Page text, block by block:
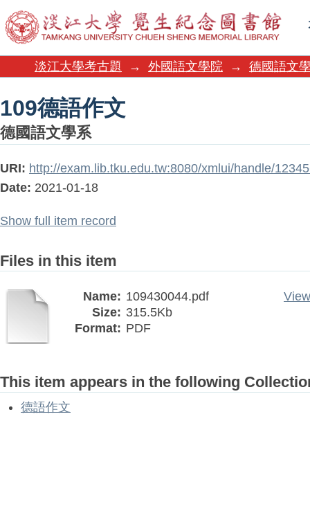
109德語作文
淡江大學考古題 → 外國語文學院 → 德國語文
109德語作文
德國語文學系
URI: http://exam.lib.tku.edu.tw:8080/xmlui/handle/
Date: 2021-01-18
Show full item record
Files in this item
Name: 109430044.pdf
Size: 315.5Kb
Format: PDF
This item appears in the following
德語作文